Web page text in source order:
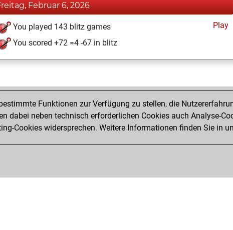
Februar 6, 2026
You played 143 blitz games
Play
You scored +72 =4 -67 in blitz
Funktionen zur Verfügung zu stellen, die
dabei neben technisch erforderlichen Cookies auch Analyse-
Cookies widersprechen. Weitere Informationen finden Sie in